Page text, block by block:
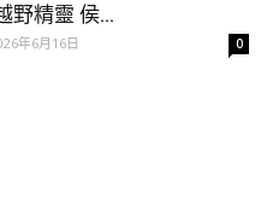
野精靈 侯...
年6月16日 0